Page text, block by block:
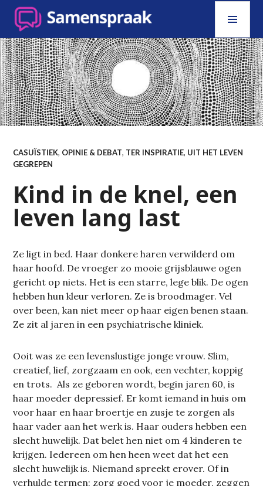
Skip
content
SAMENSPRAAK
CASUÏSTIEK, OPINIE & DEBAT, TER INSPIRATIE, UIT HET LEVEN
GEGREPEN
Kind in de knel, een
leven lang last
Ze ligt in bed. Haar donkere haren verwilderd om
haar hoofd. De vroeger zo mooie grijsblauwe ogen
gericht op niets. Het is een starre, lege blik. De ogen
hebben hun kleur verloren. Ze is broodmager. Vel
over been, kan niet meer op haar eigen benen staan.
Ze zit al jaren in een psychiatrische kliniek.
Ooit was ze een levenslustige jonge vrouw. Slim,
creatief, lief, zorgzaam en ook, een vechter, koppig
en trots. Als ze geboren wordt, begin jaren 60, is
haar moeder depressief. Er komt iemand in huis om
voor haar en haar broertje en zusje te zorgen als
haar vader aan het werk is. Haar ouders hebben een
slecht huwelijk. Dat belet hen niet om 4 kinderen te
krijgen. Iedereen om hen heen weet dat het een
slecht huwelijk is. Niemand spreekt erover. Of in
verhulde termen: zorg goed voor je moeder, zeggen